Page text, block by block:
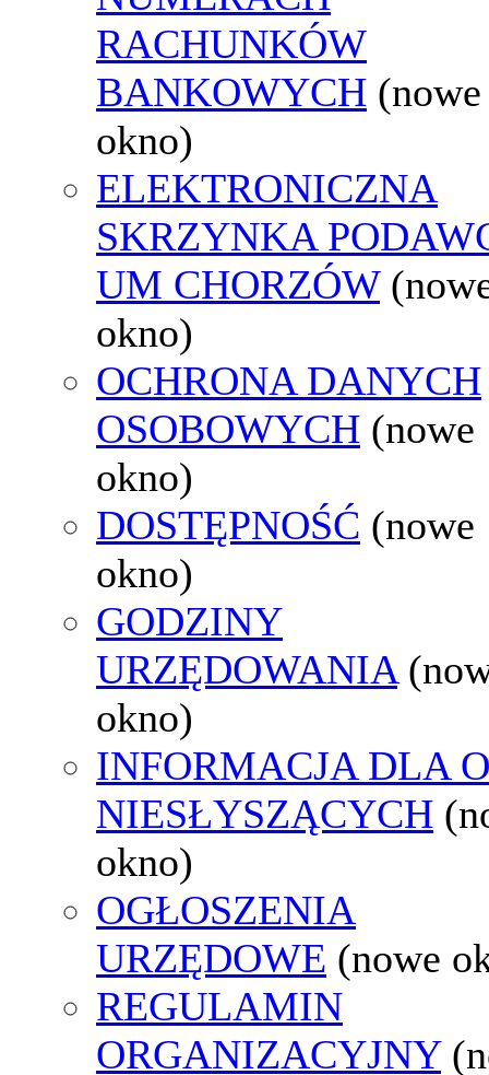
RACHUNKÓW
BANKOWYCH (nowe
okno)
ELEKTRONICZNA
SKRZYNKA
UM CHORZÓW
okno)
OCHRONA DANYCH
OSOBOWYCH (nowe
okno)
DOSTĘPNOŚĆ (nowe
okno)
GODZINY
URZĘDOWANIA
okno)
INFORMACJA DLA
NIESŁYSZĄCYCH
okno)
OGŁOSZENIA
URZĘDOWE (nowe
REGULAMIN
ORGANIZACYJNY